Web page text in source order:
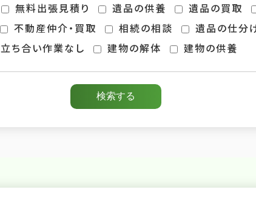
無料出張見積り 遺品の供養 遺品の買取
不動産仲介・買取 相続の相談 遺品の仕分
立ち合い作業なし 建物の解体 建物の供養